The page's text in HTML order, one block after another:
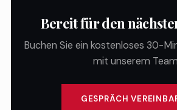
Bereit für den
Buchen Sie ein kostenloses 30-
mit unserem
GESPRÄCH